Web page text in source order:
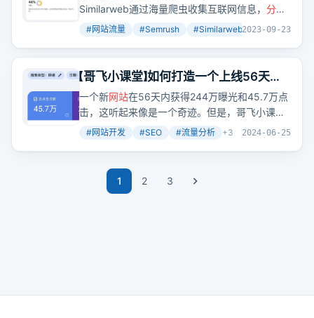
Similarweb通过海量爬虫收集互联网信息， 分析
链接关系，爬取搜索引擎关键词搜索结果，与 网
站的流量。
#网站流量 #Semrush #Similarweb +3
2023-09-23
【哥飞小课堂】如何打造一个上线56天就
拿下45万点击的新网站 ？
一个新网站在56天内获得244万曝光和45.7万点
击，这听起来像是一个奇迹。但是，哥飞小课堂
的案例分析 告诉我们，通过正确的SEO策略和 网
#网站开发 #SEO #流量分析 +3 2024-06-25
1 2 3